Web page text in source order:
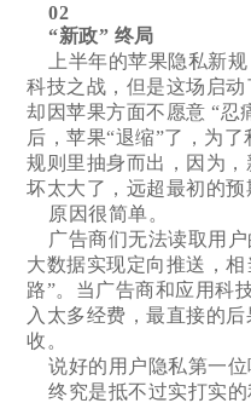
02
“新政” 终局
上半年的苹果隐私新规
科技之战，但是这场启
却因苹果方面不愿意 “忍
后，苹果“退缩”了，为
规则里抽身而出，因为
坏太大了，远超最初的预
原因很简单。
广告商们无法读取用户
大数据实现定向推送，
路”。当广告商和应用科
入太多经费，最直接的
收。
说好的用户隐私第一位
终究是抵不过实打实的